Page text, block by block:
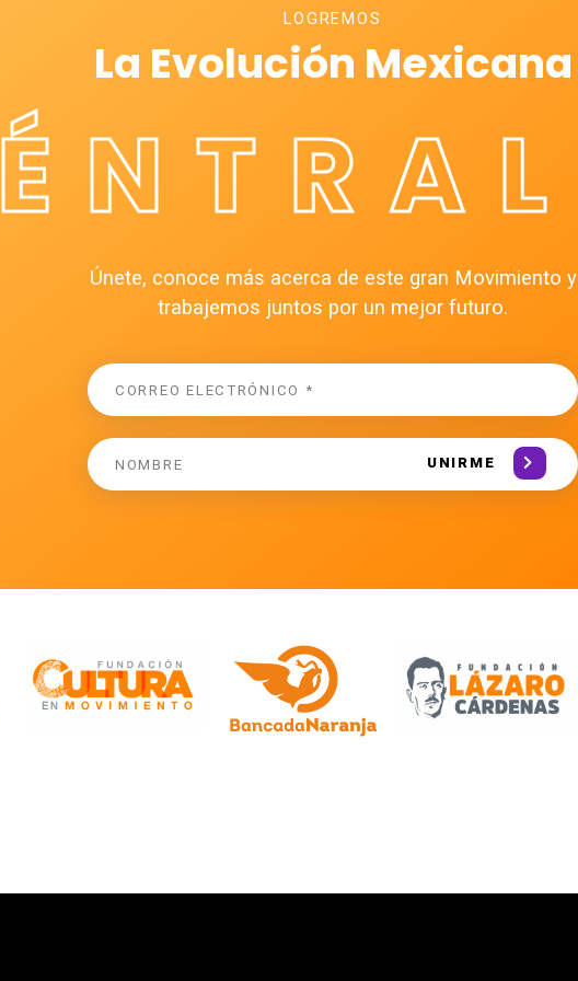
LOGREMOS
La Evolución Mexicana
Únete, conoce más acerca de este gran Movimiento y
trabajemos juntos por un mejor futuro.
UNIRME